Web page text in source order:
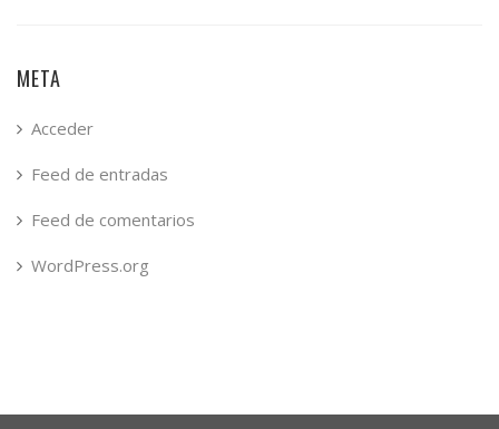
META
Acceder
Feed de entradas
Feed de comentarios
WordPress.org